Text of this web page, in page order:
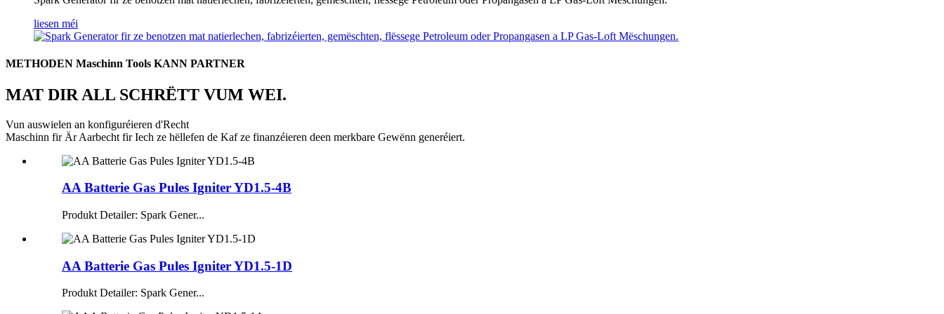
liesen méi
METHODEN Maschinn Tools KANN PARTNER
MAT DIR ALL SCHRËTT VUM WEI.
Vun auswielen an konfiguréieren d'Recht
Maschinn fir Är Aarbecht fir Iech ze hëllefen de Kaf ze finanzéieren deen merkbare Gewënn generéiert.
AA Batterie Gas Pules Igniter YD1.5-4B
Produkt Detailer: Spark Gener...
AA Batterie Gas Pules Igniter YD1.5-1D
Produkt Detailer: Spark Gener...